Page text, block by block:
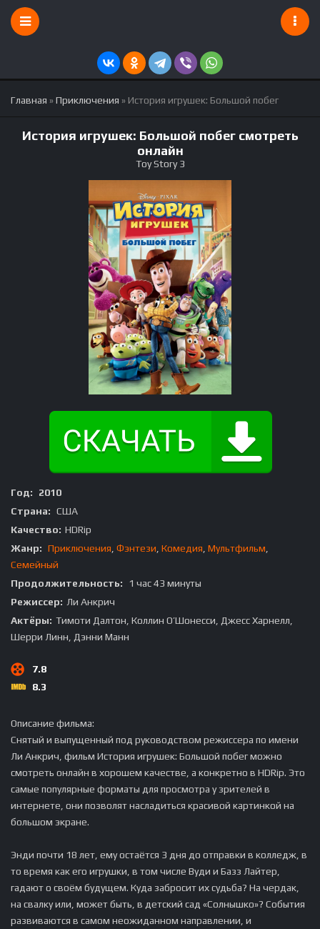
Главная »Приключения » История игрушек: Большой побег
История игрушек: Большой побег смотреть
онлайн
Toy Story 3
Год:
2010
Страна: США
Качество: HDRip
Жанр: Приключения Фэнтези Комедия Мультфильм
Семейный
Продолжительность:
1 час 43 минуты
Режиссер: Ли Анкрич
Актёры: Тимоти Далтон, Коллин О’Шонесси, Джесс Харнелл,
Шерри Линн, Дэнни Манн
7.8
8.3
Описание фильма:
Снятый и выпущенный под руководством режиссера по имени
Ли Анкрич, фильм История игрушек: Большой побег можно
смотреть онлайн в хорошем качестве, а конкретно в HDRip. Это
самые популярные форматы для просмотра у зрителей в
интернете, они позволят насладиться красивой картинкой на
большом экране.
Энди почти 18 лет, ему остаётся 3 дня до отправки в колледж, в
то время как его игрушки, в том числе Вуди и Базз Лайтер,
гадают о своём будущем. Куда забросит их судьба? На чердак,
на свалку или, может быть, в детский сад «Солнышко»? События
развиваются в самом неожиданном направлении, и